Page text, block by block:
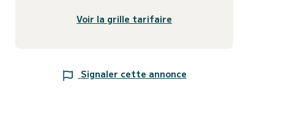
Voir la grille tarifaire
Signaler cette annonce